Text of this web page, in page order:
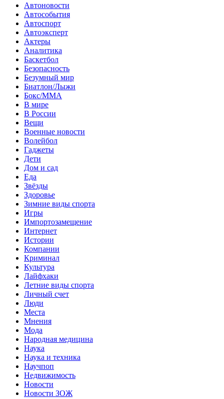
Автоновости
Автособытия
Автоспорт
Автоэксперт
Актеры
Аналитика
Баскетбол
Безопасность
Безумный мир
Биатлон/Лыжи
Бокс/MMA
В мире
В России
Вещи
Военные новости
Волейбол
Гаджеты
Дети
Дом и сад
Еда
Звёзды
Здоровье
Зимние виды спорта
Игры
Импортозамещение
Интернет
Истории
Компании
Криминал
Культура
Лайфхаки
Летние виды спорта
Личный счет
Люди
Места
Мнения
Мода
Народная медицина
Наука
Наука и техника
Научпоп
Недвижимость
Новости
Новости ЗОЖ